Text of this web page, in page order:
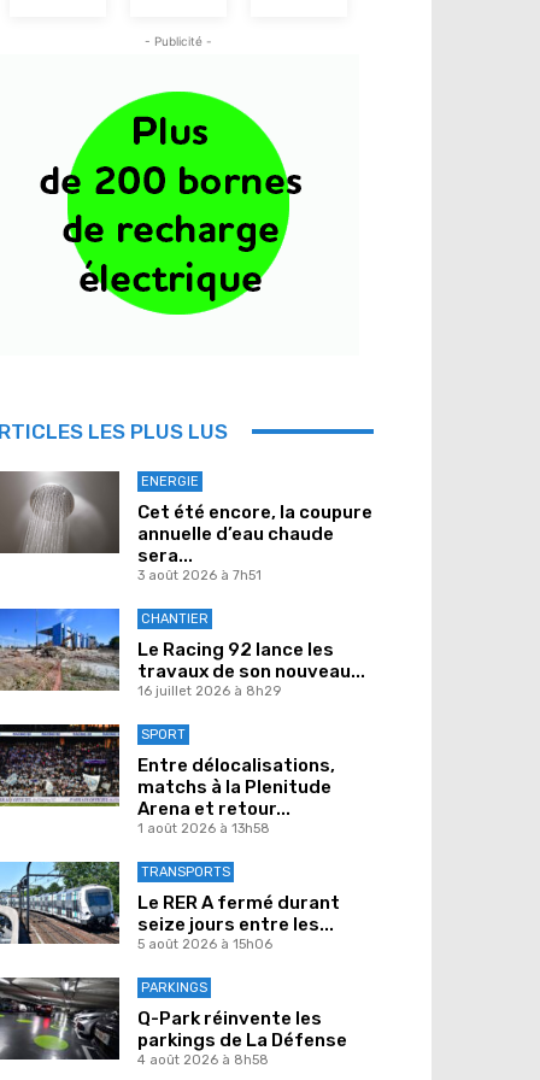
- Publicité -
LES PLUS LUS
ENERGIE
Cet été encore, la coupure
annuelle d’eau chaude
sera...
3 août 2026 à 7h51
CHANTIER
Le Racing 92 lance les
travaux de son nouveau...
16 juillet 2026 à 8h29
SPORT
Entre délocalisations,
matchs à la Plenitude
Arena et retour...
1 août 2026 à 13h58
TRANSPORTS
Le RER A fermé durant
seize jours entre les...
5 août 2026 à 15h06
PARKINGS
Q-Park réinvente les
parkings de La Défense
4 août 2026 à 8h58